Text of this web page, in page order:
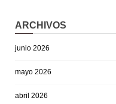
ARCHIVOS
junio 2026
mayo 2026
abril 2026